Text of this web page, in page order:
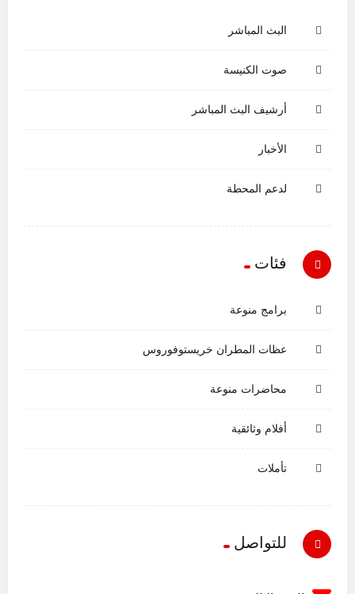
البث المباشر
صوت الكنيسة
أرشيف البث المباشر
الأخبار
لدعم المحطة
فئات
برامج منوعة
عظات المطران خريستوفوروس
محاضرات منوعة
أفلام وثائقية
تأملات
للتواصل